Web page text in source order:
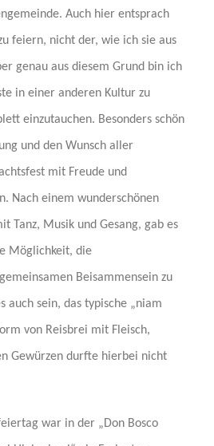
Auch hier entsprach
feiern, nicht der, wie ich sie aus
genau aus diesem Grund bin ich
in einer anderen Kultur zu
einzutauchen. Besonders schön
und den Wunsch aller
mit Freude und
Nach einem wunderschönen
Tanz, Musik und Gesang, gab es
Möglichkeit, die
Beisammensein zu
auch sein, das typische „niam
von Reisbrei mit Fleisch,
Gewürzen durfte hierbei nicht
war in der „Don Bosco